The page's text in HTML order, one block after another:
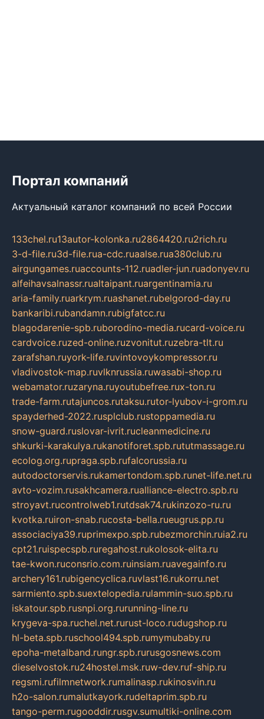
Портал компаний
Актуальный каталог компаний по всей России
133chel.ru13autor-kolonka.ru2864420.ru2rich.ru
3-d-file.ru3d-file.rua-cdc.ruaalse.rua380club.ru
airgungames.ruaccounts-112.ruadler-jun.ruadonyev.ru
alfeihavsalnassr.rualtaipant.ruargentinamia.ru
aria-family.ruarkrym.ruashanet.rubelgorod-day.ru
bankaribi.rubandamn.rubigfatcc.ru
blagodarenie-spb.ruborodino-media.rucard-voice.ru
cardvoice.ruzed-online.ruzvonitut.ruzebra-tlt.ru
zarafshan.ruyork-life.ruvintovoykompressor.ru
vladivostok-map.ruvlknrussia.ruwasabi-shop.ru
webamator.ruzaryna.ruyoutubefree.rux-ton.ru
trade-farm.rutajuncos.rutaksu.rutor-lyubov-i-grom.ru
spayderhed-2022.rusplclub.rustoppamedia.ru
snow-guard.ruslovar-ivrit.rucleanmedicine.ru
shkurki-karakulya.rukanotiforet.spb.rututmassage.ru
ecolog.org.rupraga.spb.rufalcorussia.ru
autodoctorservis.rukamertondom.spb.runet-life.net.ru
avto-vozim.rusakhcamera.rualliance-electro.spb.ru
stroyavt.rucontrolweb1.rutdsak74.rukinzozo-ru.ru
kvotka.ruiron-snab.rucosta-bella.rueugrus.pp.ru
associaciya39.ruprimexpo.spb.rubezmorchin.ruia2.ru
cpt21.ruispecspb.ruregahost.rukolosok-elita.ru
tae-kwon.ruconsrio.com.ruinsiam.ruavegainfo.ru
archery161.rubigencyclica.ruvlast16.rukorru.net
sarmiento.spb.suextelopedia.rulammin-suo.spb.ru
iskatour.spb.rusnpi.org.rurunning-line.ru
krygeva-spa.ruchel.net.rurust-loco.rudugshop.ru
hl-beta.spb.ruschool494.spb.rumymubaby.ru
epoha-metalband.rungr.spb.rurusgosnews.com
dieselvostok.ru24hostel.msk.ruw-dev.ruf-ship.ru
regsmi.rufilmnetwork.rumalinasp.rukinosvin.ru
h2o-salon.rumalutkayork.rudeltaprim.spb.ru
tango-perm.rugooddir.rusgv.sumultiki-online.com